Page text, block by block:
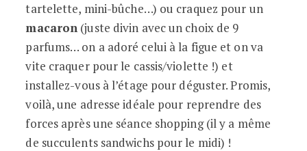
tartelette, mini-bûche…) ou craquez pour un
macaron (juste divin avec un choix de 9
parfums… on a adoré celui à la figue et on va
vite craquer pour le cassis/violette !) et
installez-vous à l’étage pour déguster. Promis,
voilà, une adresse idéale pour reprendre des
forces après une séance shopping (il y a même
de succulents sandwichs pour le midi) !